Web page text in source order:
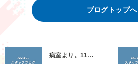
ブログトップへ
病室より。11…